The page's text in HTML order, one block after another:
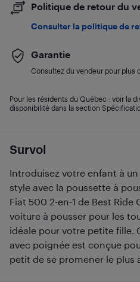
Survol
Introduisez votre enfant à
style avec la poussette à
Fiat 500 2-en-1 de Best
voiture à pousser pour les
idéale pour votre petite fille.
avec poignée est conçue
petit de se promener le plus
Politique de retour du
Consulter la politique de
Garantie
Consultez du vendeur pour plus
Pour les résidents du Québec : voir la
disponibilité dans la section